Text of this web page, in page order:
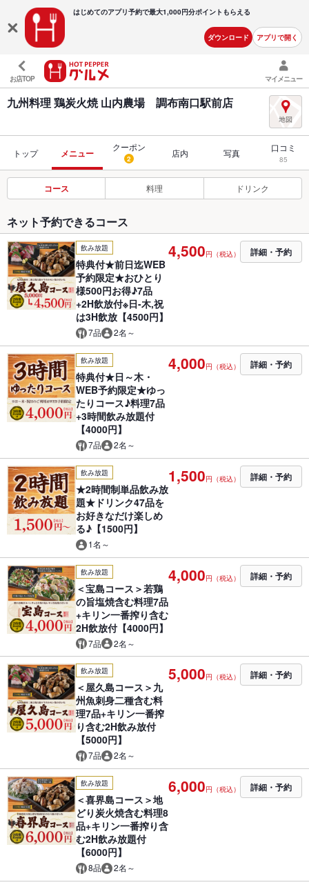
はじめてのアプリ予約で最大1,000円分ポイントもらえる
ダウンロード アプリで開く
お店TOP マイメニュー
九州料理 鶏炭火焼 山内農場 調布南口駅前店
トップ メニュー
クーポン
2 店内 写真 口コミ
85
コース 料理 ドリンク
ネット予約できるコース
飲み放題
特典付★前日迄WEB
予約限定★おひとり
様500円お得♪7品
+2H飲放付※日-木,祝
は3H飲放【4500円】
7品 2名～
4,500円（税込） 詳細・予約
飲み放題
特典付★日～木・
WEB予約限定★ゆっ
たりコース♪料理7品
+3時間飲み放題付
【4000円】
7品 2名～
4,000円（税込） 詳細・予約
飲み放題
★2時間制単品飲み放
題★ドリンク47品を
お好きなだけ楽しめ
る♪【1500円】
1名～
1,500円（税込） 詳細・予約
飲み放題
＜宝島コース＞若鶏
の旨塩焼含む料理7品
+キリン一番搾り含む
2H飲放付【4000円】
7品 2名～
4,000円（税込） 詳細・予約
飲み放題
＜屋久島コース＞九
州魚刺身二種含む料
理7品+キリン一番搾
り含む2H飲み放付
【5000円】
7品 2名～
5,000円（税込） 詳細・予約
飲み放題
＜喜界島コース＞地
どり炭火焼含む料理8
品+キリン一番搾り含
む2H飲み放題付
【6000円】
8品 2名～
6,000円（税込） 詳細・予約